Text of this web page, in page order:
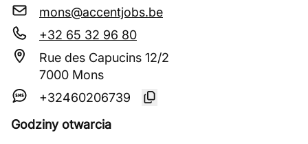
mons@accentjobs.be
+32 65 32 96 80
Rue des Capucins 12/2
7000 Mons
+32460206739
Godziny otwarcia